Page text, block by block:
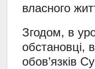
власного
Згодом, в
обстановці,
обов’язків